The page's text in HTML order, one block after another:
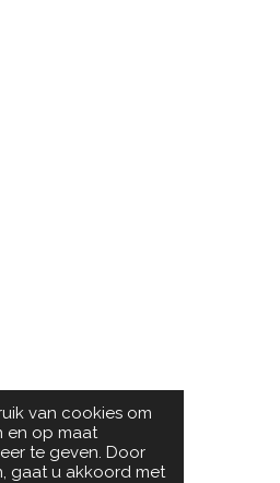
van cookies om
en op maat
te geven. Door
gaat u akkoord met